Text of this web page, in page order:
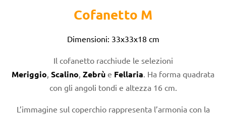
Cofanetto M
Dimensioni: 33x33x18 cm
Il cofanetto racchiude le selezioni
Meriggio, Scalino, Zebrù e Fellaria. Ha forma quadrata
con gli angoli tondi e altezza 16 cm.
L’immagine sul coperchio rappresenta l’armonia con la